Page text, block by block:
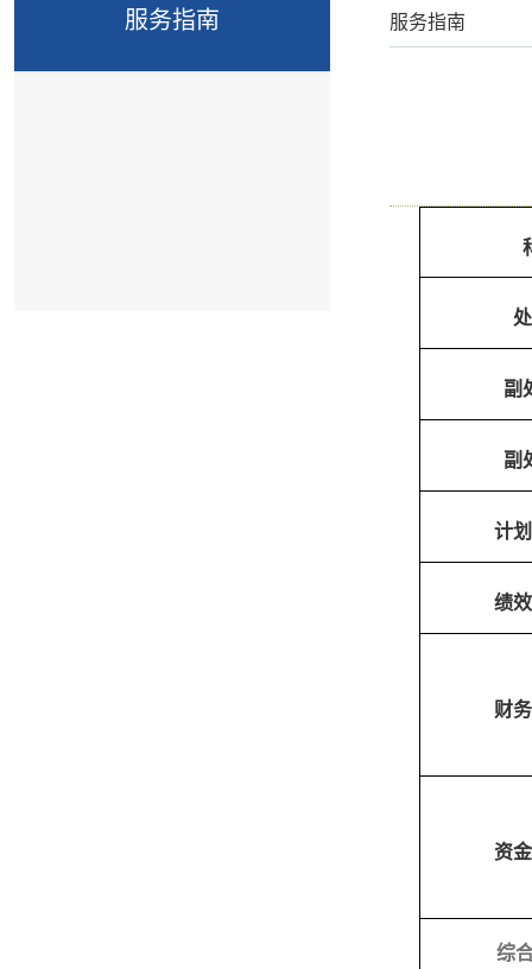
服务指南 服务指南
副
副
计
绩
财
资
综